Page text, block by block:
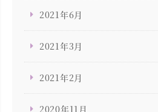
2021年6月
2021年3月
2021年2月
2020年11月